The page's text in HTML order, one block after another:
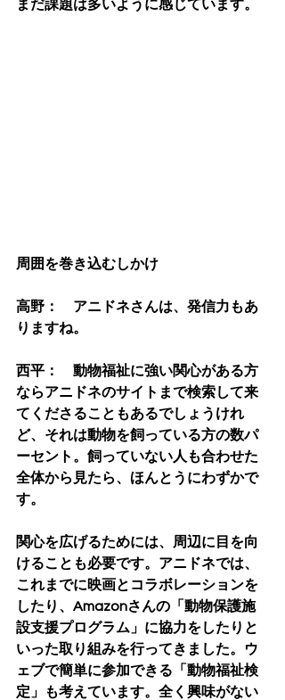
まだ課題は多いように感じています。
周囲を巻き込むしかけ
高野：　アニドネさんは、発信力もあ
りますね。
西平：　動物福祉に強い関心がある方
ならアニドネのサイトまで検索して来
てくださることもあるでしょうけれ
ど、それは動物を飼っている方の数パ
ーセント。飼っていない人も合わせた
全体から見たら、ほんとうにわずかで
す。
関心を広げるためには、周辺に目を向
けることも必要です。アニドネでは、
これまでに映画とコラボレーションを
したり、Amazonさんの「動物保護施
設支援プログラム」に協力をしたりと
いった取り組みを行ってきました。ウ
ェブで簡単に参加できる「動物福祉検
定」も考えています。全く興味がない